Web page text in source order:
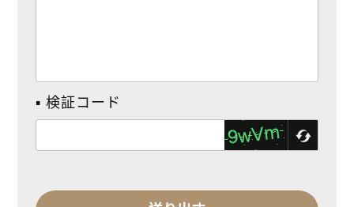
▪ 検証コード